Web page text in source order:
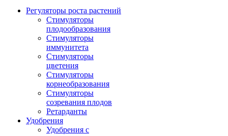
Регуляторы роста растений
Стимуляторы
плодообразования
Стимуляторы
иммунитета
Стимуляторы
цветения
Стимуляторы
корнеобразования
Стимуляторы
созревания плодов
Ретарданты
Удобрения
Удобрения с